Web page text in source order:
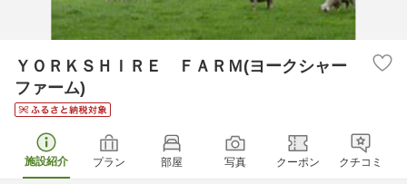
ＹＯＲＫＳＨＩＲＥ ＦＡＲＭ(ヨークシャー
ファーム)
施設紹介 プラン 部屋 写真 クーポン クチコミ